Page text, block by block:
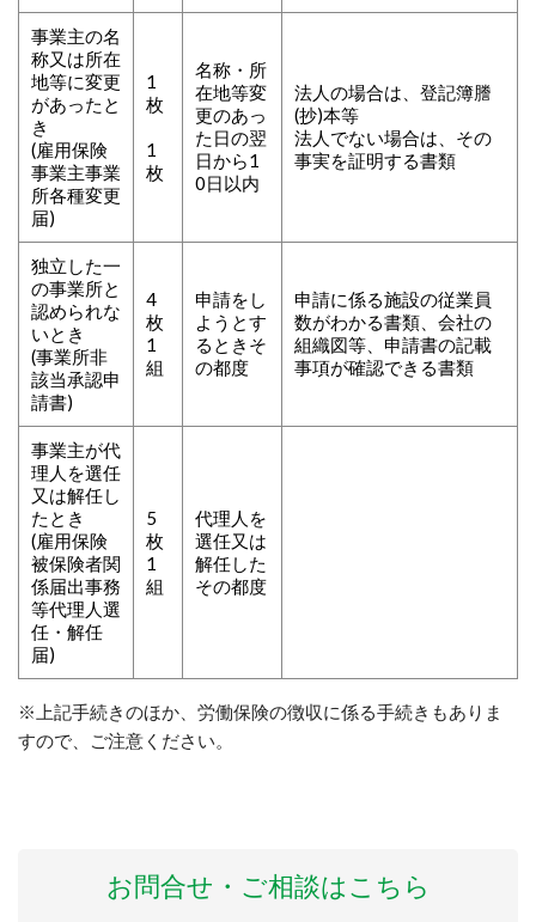
事業主の名
称又は所在
地等に変更
があったと
き
(雇用保険
事業主事業
所各種変更
届)
1
枚
1
枚
名称・所
在地等変
更のあっ
た日の翌
日から1
0日以内
法人の場合は、登記簿謄
(抄)本等
法人でない場合は、その
事実を証明する書類
独立した一
の事業所と
認められな
いとき
(事業所非
該当承認申
請書)
4
枚
1
組
申請をし
ようとす
るときそ
の都度
申請に係る施設の従業員
数がわかる書類、会社の
組織図等、申請書の記載
事項が確認できる書類
事業主が代
理人を選任
又は解任し
たとき
(雇用保険
被保険者関
係届出事務
等代理人選
任・解任
届)
5
枚
1
組
代理人を
選任又は
解任した
その都度
※上記手続きのほか、労働保険の徴収に係る手続きもありま
すので、ご注意ください。
お問合せ・ご相談はこちら